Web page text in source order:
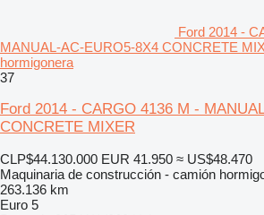
Ford 2014 -
MANUAL-AC-EURO5-8X4 CONCRETE
hormigonera
37
Ford 2014 - CARGO 4136 M -
CONCRETE MIXER
CLP$44.130.000 EUR 41.950 ≈ US$48.470
Maquinaria de construcción - camión
263.136 km
Euro 5